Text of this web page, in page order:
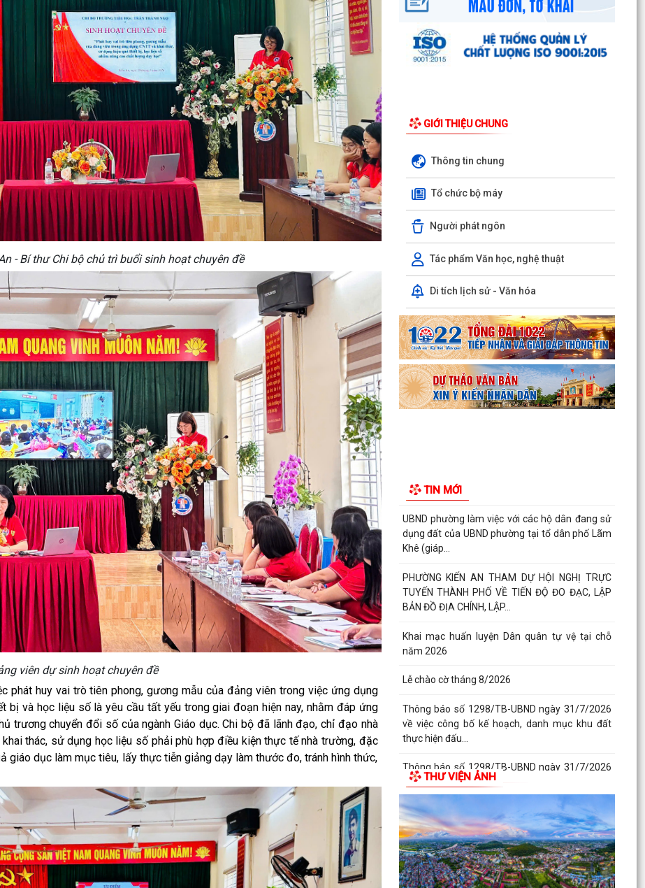
- Bí thư Chi bộ chủ trì buổi sinh hoạt chuyên đề
viên dự sinh hoạt chuyên đề
phát huy vai trò tiên phong, gương mẫu của đảng viên trong việc ứng dụng
bị và học liệu số là yêu cầu tất yếu trong giai đoạn hiện nay, nhằm đáp ứng
trương chuyển đổi số của ngành Giáo dục. Chi bộ đã lãnh đạo, chỉ đạo nhà
khai thác, sử dụng học liệu số phải phù hợp điều kiện thực tế nhà trường, đặc
giáo dục làm mục tiêu, lấy thực tiễn giảng dạy làm thước đo, tránh hình thức,
GIỚI THIỆU CHUNG
Thông tin chung
Tổ chức bộ máy
Người phát ngôn
Tác phẩm Văn học, nghệ thuật
Di tích lịch sử - Văn hóa
TIN MỚI
sách xã hội phường Kiến An tổ chức phiên họp
giao...
Đảng viên mới
sau Kỳ họp thường lệ giữa năm 2026 HĐND
thành phố...
Hội nghị tập huấn công tác Đoàn và phong trào
thanh thiếu nhi năm 2026
Công văn số: 20/CV-TYT của Trạm y tế phường
v/v công khai số điện thoại đường dây nóng tiếp
nhận...
Lớp bồi dưỡng kiến thức An ninh phi truyền
thống và Quản trị an ninh phi truyền thống năm
2026
Công văn số 3357/UBND-KT ngày 28/7/2026
số...
UBND phường làm việc với các hộ dân đang sử
dụng đất của UBND phường tại tổ dân phố Lãm
Khê (giáp...
PHƯỜNG KIẾN AN THAM DỰ HỘI NGHỊ TRỰC
TUYẾN THÀNH PHỐ VỀ TIẾN ĐỘ ĐO ĐẠC, LẬP
BẢN ĐỒ ĐỊA CHÍNH, LẬP...
Khai mạc huấn luyện Dân quân tự vệ tại chỗ
năm 2026
Lễ chào cờ tháng 8/2026
Thông báo số 1298/TB-UBND ngày 31/7/2026
về việc công bố kế hoạch, danh mục khu đất
thực hiện đấu...
Thông báo số 1298/TB-UBND ngày 31/7/2026
của UBND phường về việc công bố kế hoạch,
danh mục khu đất...
Công văn số: 3386/UBND-KT về viêc công khai
Quyết định số 2558/QĐ-UBND ngày 02/7/2026
của Ủy ban...
Các chí lãnh đạo Đảng ủy, HĐND, UBND phường
THƯ VIỆN ẢNH